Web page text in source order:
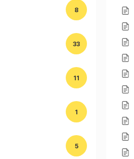
8
33
11
1
5